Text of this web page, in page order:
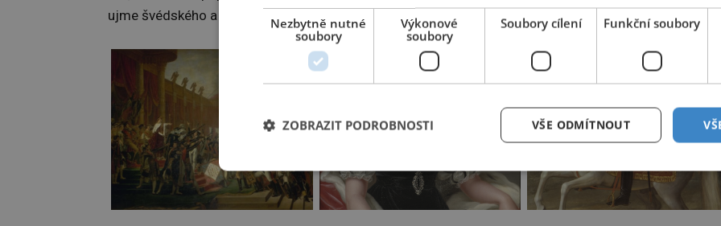
ujme švédského a norského trůnu.Nezbytně nutné
soubory
Výkonové
soubory
Soubory cílení Funkční soubory
VŠE ODMÍTNOUT
ZOBRAZIT PODROBNOSTI